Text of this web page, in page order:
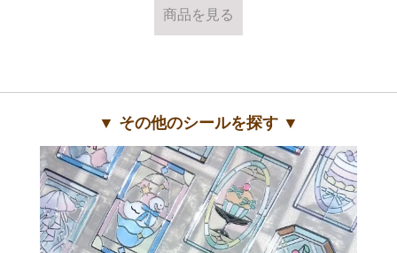
商品を見る
▼ その他のシールを探す ▼